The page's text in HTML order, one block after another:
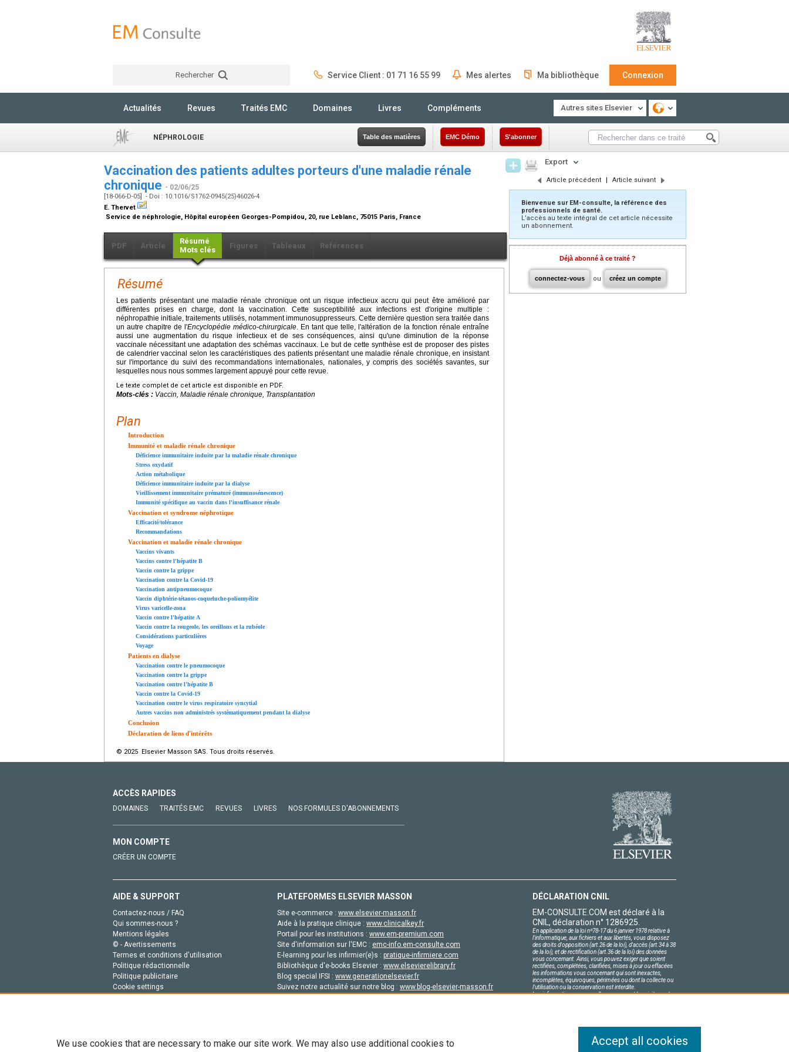
Rechercher Service Client : 01 71 16 55 99 Mes alertes Ma bibliothèque Connexion
Actualités Revues Traités EMC Domaines Livres Compléments Autres sites Elsevier
NÉPHROLOGIE Table des matières EMC Démo S'abonner
Vaccination des patients adultes porteurs d'une maladie rénale
chronique - 02/06/25
[18-066-D-05] - Doi : 10.1016/S1762-0945(25)46026-4
E. Thervet
Service de néphrologie, Hôpital européen Georges-Pompidou, 20, rue Leblanc, 75015 Paris, France
PDF Article
Résumé
Mots clés
Figures Tableaux Références
Résumé
Les patients présentant une maladie rénale chronique ont un risque infectieux accru qui peut être amélioré par
différentes prises en charge, dont la vaccination. Cette susceptibilité aux infections est d'origine multiple :
néphropathie initiale, traitements utilisés, notamment immunosuppresseurs. Cette dernière question sera traitée dans
un autre chapitre de l'Encyclopédie médico-chirurgicale . En tant que telle, l'altération de la fonction rénale entraîne
aussi une augmentation du risque infectieux et de ses conséquences, ainsi qu'une diminution de la réponse
vaccinale nécessitant une adaptation des schémas vaccinaux. Le but de cette synthèse est de proposer des pistes
de calendrier vaccinal selon les caractéristiques des patients présentant une maladie rénale chronique, en insistant
sur l'importance du suivi des recommandations internationales, nationales, y compris des sociétés savantes, sur
lesquelles nous nous sommes largement appuyé pour cette revue.
Le texte complet de cet article est disponible en PDF.
Mots-clés : Vaccin, Maladie rénale chronique, Transplantation
Plan
Introduction
Immunité et maladie rénale chronique
Déficience immunitaire induite par la maladie rénale chronique
Stress oxydatif
Action métabolique
Déficience immunitaire induite par la dialyse
Vieillissement immunitaire prématuré (immunosénescence)
Immunité spécifique au vaccin dans l'insuffisance rénale
Vaccination et syndrome néphrotique
Efficacité/tolérance
Recommandations
Vaccination et maladie rénale chronique
Vaccins vivants
Vaccins contre l'hépatite B
Vaccin contre la grippe
Vaccination contre la Covid-19
Vaccination antipneumocoque
Vaccin diphtérie-tétanos-coqueluche-poliomyélite
Virus varicelle-zona
Vaccin contre l'hépatite A
Vaccin contre la rougeole, les oreillons et la rubéole
Considérations particulières
Voyage
Patients en dialyse
Vaccination contre le pneumocoque
Vaccination contre la grippe
Vaccination contre l'hépatite B
Vaccin contre la Covid-19
Vaccination contre le virus respiratoire syncytial
Autres vaccins non administrés systématiquement pendant la dialyse
Conclusion
Déclaration de liens d'intérêts
© 2025 Elsevier Masson SAS. Tous droits réservés.
Export
Article précédent | Article suivant
Bienvenue sur EM-consulte, la référence des
professionnels de santé.
L’accès au texte intégral de cet article nécessite
un abonnement.
Déjà abonné à ce traité ?
connectez-vous ou créez un compte
ACCÈS RAPIDES
DOMAINES TRAITÉS EMC REVUES LIVRES NOS FORMULES D'ABONNEMENTS
MON COMPTE
CRÉER UN COMPTE
AIDE & SUPPORT
Contactez-nous / FAQ
Qui sommes-nous ?
Mentions légales
© - Avertissements
Termes et conditions d'utilisation
Politique rédactionnelle
Politique publicitaire
Cookie settings
PLATEFORMES ELSEVIER MASSON
Site e-commerce : www.elsevier-masson.fr
Aide à la pratique clinique : www.clinicalkey.fr
Portail pour les institutions : www.em-premium.com
Site d'information sur l'EMC : emc-info.em-consulte.com
E-learning pour les infirmier(e)s : pratique-infirmiere.com
Bibliothèque d'e-books Elsevier : www.elsevierelibrary.fr
Blog special IFSI : www.generationelsevier.fr
Suivez notre actualité sur notre blog : www.blog-elsevier-masson.fr
DÉCLARATION CNIL
EM-CONSULTE.COM est déclaré à la
CNIL, déclaration n° 1286925.
En application de la loi nº78-17 du 6 janvier 1978 relative à
l'informatique, aux fichiers et aux libertés, vous disposez
des droits d'opposition (art.26 de la loi), d'accès (art.34 à 38
de la loi), et de rectification (art.36 de la loi) des données
vous concernant. Ainsi, vous pouvez exiger que soient
rectifiées, complétées, clarifiées, mises à jour ou effacées
les informations vous concernant qui sont inexactes,
incomplètes, équivoques, périmées ou dont la collecte ou
l'utilisation ou la conservation est interdite.
Les informations personnelles concernant les visiteurs de
We use cookies that are necessary to make our site work. We may also use additional cookies to Accept all cookies